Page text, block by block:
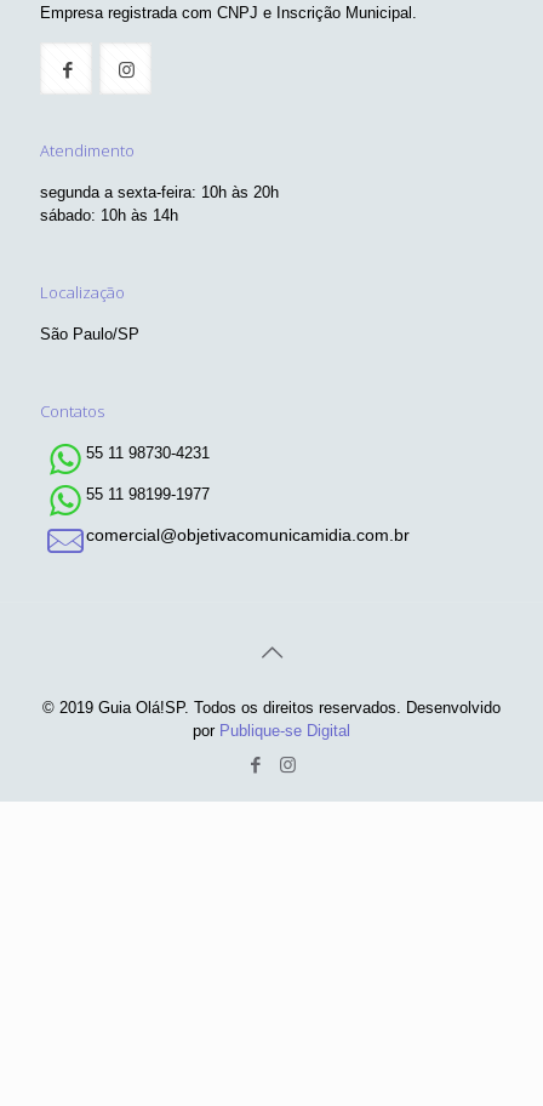
Empresa registrada com CNPJ e Inscrição Municipal.
Atendimento
segunda a sexta-feira: 10h às 20h
sábado: 10h às 14h
Localização
São Paulo/SP
Contatos
55 11 98730-4231
55 11 98199-1977
comercial@objetivacomunicamidia.com.br
© 2019 Guia Olá!SP. Todos os direitos reservados. Desenvolvido
por Publique-se Digital